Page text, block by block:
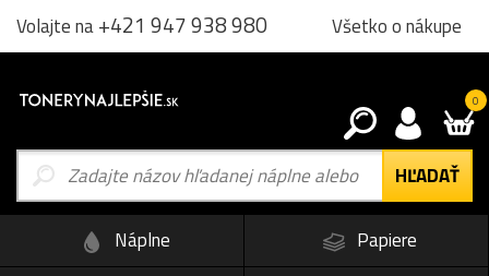
Volajte na+421 947 938 980 Všetko o nákupe
0
Náplne
Papiere